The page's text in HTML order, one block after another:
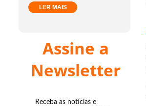
LER MAIS
Assine a
Newsletter
Receba as notícias e